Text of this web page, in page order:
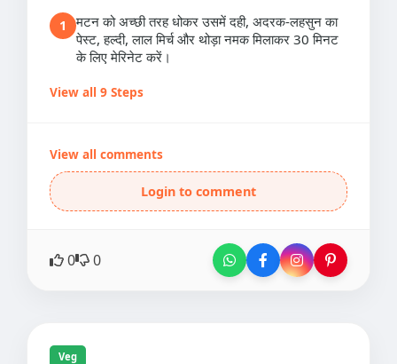
1
मटन को अच्छी तरह धोकर उसमें दही, अदरक-लहसुन का
पेस्ट, हल्दी, लाल मिर्च और थोड़ा नमक मिलाकर 30 मिनट
के लिए मेरिनेट करें।
View all 9 Steps
View all comments
Login to comment
0 0
Veg